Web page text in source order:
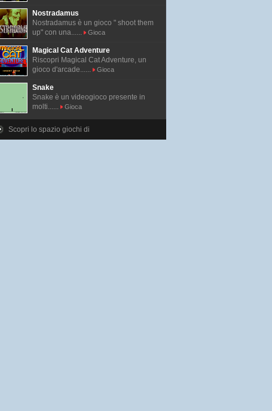
Nostradamus
Nostradamus è un gioco " shoot them
up" con una......
Gioca
Magical Cat Adventure
Riscopri Magical Cat Adventure, un
gioco d'arcade......
Gioca
Snake
Snake è un videogioco presente in
molti......
Gioca
Scopri lo spazio giochi di